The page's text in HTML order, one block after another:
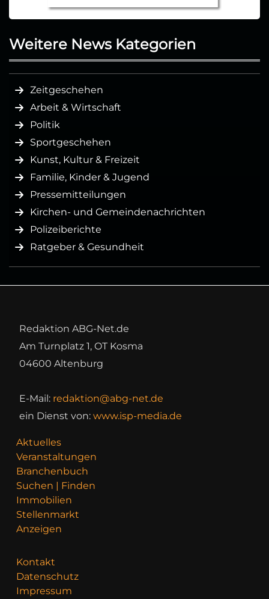
Weitere News Kategorien
Zeitgeschehen
Arbeit & Wirtschaft
Politik
Sportgeschehen
Kunst, Kultur & Freizeit
Familie, Kinder & Jugend
Pressemitteilungen
Kirchen- und Gemeindenachrichten
Polizeiberichte
Ratgeber & Gesundheit
Redaktion ABG-Net.de
Am Turnplatz 1, OT Kosma
04600 Altenburg
E-Mail: redaktion@abg-net.de
ein Dienst von: www.isp-media.de
Aktuelles
Veranstaltungen
Branchenbuch
Suchen | Finden
Immobilien
Stellenmarkt
Anzeigen
Kontakt
Datenschutz
Impressum